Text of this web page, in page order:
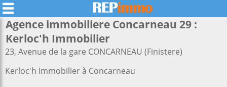
Agence immobiliere Concarneau 29 :
Kerloc'h Immobilier
23, Avenue de la gare CONCARNEAU (Finistere)
Kerloc'h Immobilier à Concarneau